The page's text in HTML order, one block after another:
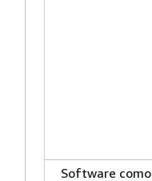
Software como